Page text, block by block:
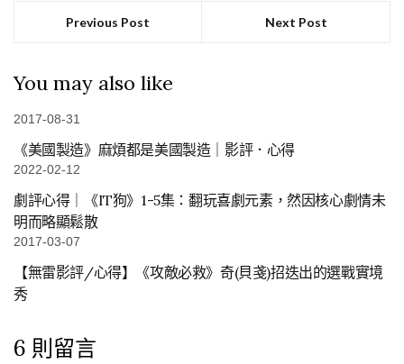
Previous Post Next Post
You may also like
2017-08-31
《美國製造》麻煩都是美國製造｜影評．心得
2022-02-12
劇評心得｜《IT狗》1-5集：翻玩喜劇元素，然因核心劇情未
明而略顯鬆散
2017-03-07
【無雷影評/心得】《攻敵必救》奇(貝戔)招迭出的選戰實境
秀
6 則留言